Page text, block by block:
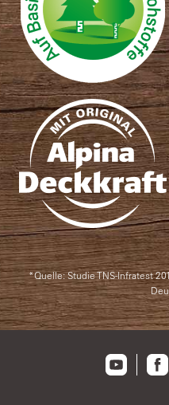
*Quelle: Studie TNS-Infratest